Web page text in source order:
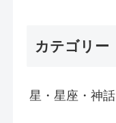
カテゴリー
星・星座・神話